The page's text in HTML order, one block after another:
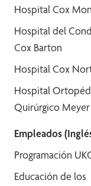
Hospital Cox
Hospital del
Cox Barton
Hospital Cox
Hospital
Quirúrgico Meyer
Empleados
Programación
Educación de los